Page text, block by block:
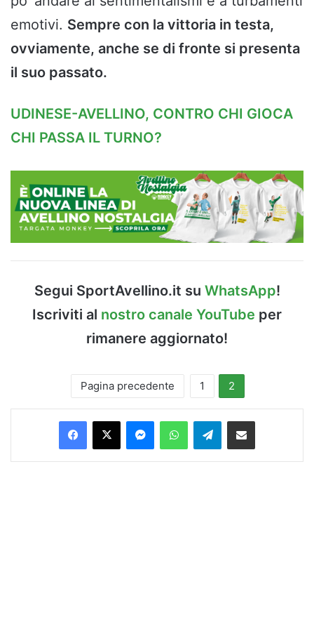
emotivi. Sempre con la vittoria in testa,
ovviamente, anche se di fronte si presenta
il suo passato.
UDINESE-AVELLINO, CONTRO CHI GIOCA
CHI PASSA IL TURNO?
Segui SportAvellino.it su WhatsApp!
Iscriviti al nostro canale YouTube per
rimanere aggiornato!
Pagina precedente 1 2
Facebook
X MessengerWhatsAppTelegramCondividi via Email